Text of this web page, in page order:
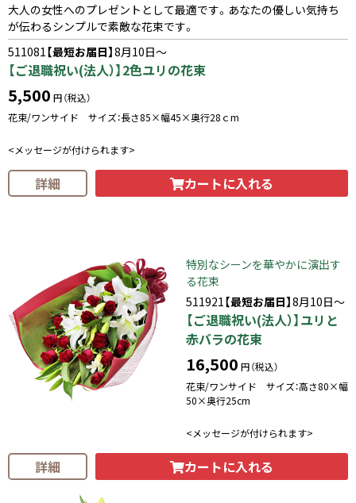
大人の女性へのプレゼントとして最適です。あなたの優しい気持ち
が伝わるシンプルで素敵な花束です。
511081【最短お届日】8月10日～
【ご退職祝い(法人）】2色ユリの花束
5,500 円（税込）
花束/ワンサイド サイズ：長さ85×幅45×奥行28ｃm
<メッセージが付けられます>
詳細 カートに入れる
特別なシーンを華やかに演出す
る花束
511921【最短お届日】8月10日～
【ご退職祝い(法人）】ユリと
赤バラの花束
16,500 円（税込）
花束/ワンサイド サイズ：高さ80×幅
50×奥行25cm
<メッセージが付けられます>
詳細 カートに入れる